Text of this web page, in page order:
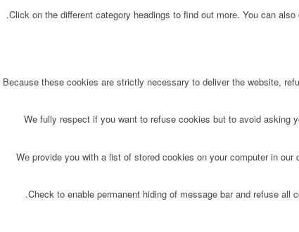
Click on the different category headings to find out more. You can
Because these cookies are strictly necessary to deliver the website,
We fully respect if you want to refuse cookies but to avoid asking
We provide you with a list of stored cookies on your computer in
Check to enable permanent hiding of message bar and refuse